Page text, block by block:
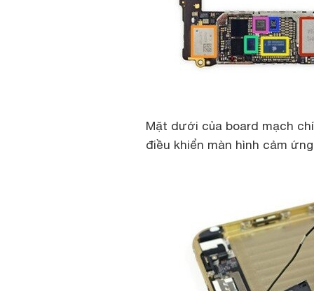
Mặt dưới của board mạch
điều khiển màn hình cảm